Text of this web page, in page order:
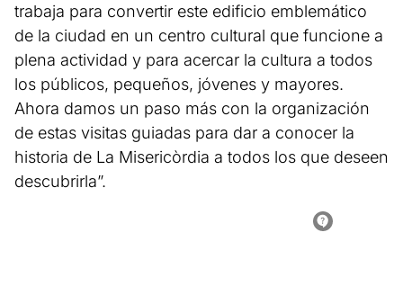
trabaja para convertir este edificio emblemático
de la ciudad en un centro cultural que funcione a
plena actividad y para acercar la cultura a todos
los públicos, pequeños, jóvenes y mayores.
Ahora damos un paso más con la organización
de estas visitas guiadas para dar a conocer la
historia de La Misericòrdia a todos los que deseen
descubrirla”.